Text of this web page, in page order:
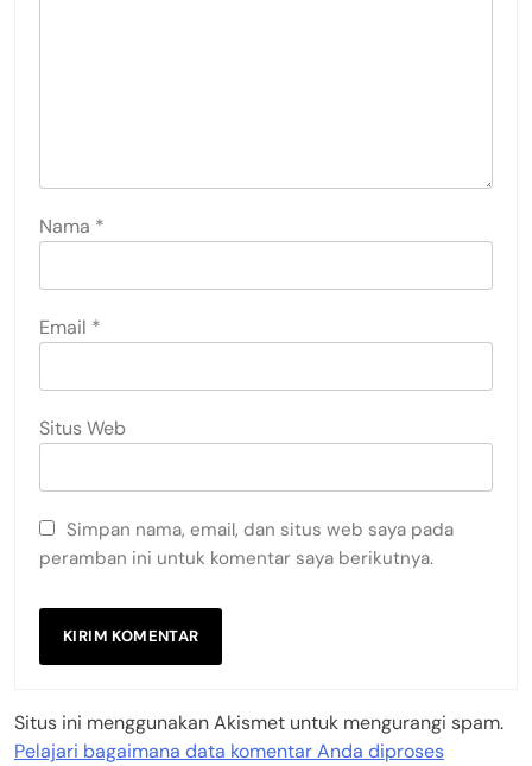
Nama *
Email *
Situs Web
Simpan nama, email, dan situs web saya pada
peramban ini untuk komentar saya berikutnya.
Situs ini menggunakan Akismet untuk mengurangi spam.
Pelajari bagaimana data komentar Anda diproses